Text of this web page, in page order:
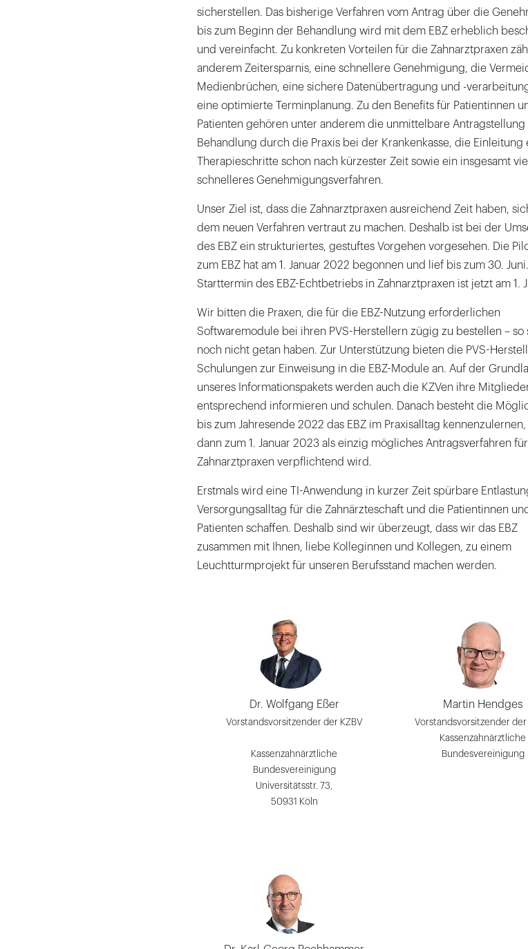
sicherstellen. Das bisherige Verfahren vom Antrag über die
bis zum Beginn der Behandlung wird mit dem EBZ erheblich
und vereinfacht. Zu konkreten Vorteilen für die Zahnarztpraxen
anderem Zeitersparnis, eine schnellere Genehmigung, die
Medienbrüchen, eine sichere Datenübertragung und -
eine optimierte Terminplanung. Zu den Benefits für Patientinnen
Patienten gehören unter anderem die unmittelbare Antragstellung
Behandlung durch die Praxis bei der Krankenkasse, die Einleitung
Therapieschritte schon nach kürzester Zeit sowie ein insgesamt viel
schnelleres Genehmigungsverfahren.
Unser Ziel ist, dass die Zahnarztpraxen ausreichend Zeit haben,
dem neuen Verfahren vertraut zu machen. Deshalb ist bei der
des EBZ ein strukturiertes, gestuftes Vorgehen vorgesehen. Die
zum EBZ hat am 1. Januar 2022 begonnen und lief bis zum 30.
Starttermin des EBZ-Echtbetriebs in Zahnarztpraxen ist jetzt am 1.
Wir bitten die Praxen, die für die EBZ-Nutzung erforderlichen
Softwaremodule bei ihren PVS-Herstellern zügig zu bestellen – so
noch nicht getan haben. Zur Unterstützung bieten die PVS-
Schulungen zur Einweisung in die EBZ-Module an. Auf der
unseres Informationspakets werden auch die KZVen ihre
entsprechend informieren und schulen. Danach besteht die
bis zum Jahresende 2022 das EBZ im Praxisalltag
dann zum 1. Januar 2023 als einzig mögliches Antragsverfahren
Zahnarztpraxen verpflichtend wird.
Erstmals wird eine TI-Anwendung in kurzer Zeit spürbare
Versorgungsalltag für die Zahnärzteschaft und die Patientinnen
Patienten schaffen. Deshalb sind wir überzeugt, dass wir das EBZ
zusammen mit Ihnen, liebe Kolleginnen und Kollegen, zu einem
Leuchtturmprojekt für unseren Berufsstand machen werden.
Dr. Wolfgang Eßer
Vorstandsvorsitzender der KZBV
Kassenzahnärztliche
Bundesvereinigung
Universitätsstr. 73,
50931 Köln
Martin Hendges
Vorstandsvorsitzender der
Kassenzahnärztliche
Bundesvereinigung